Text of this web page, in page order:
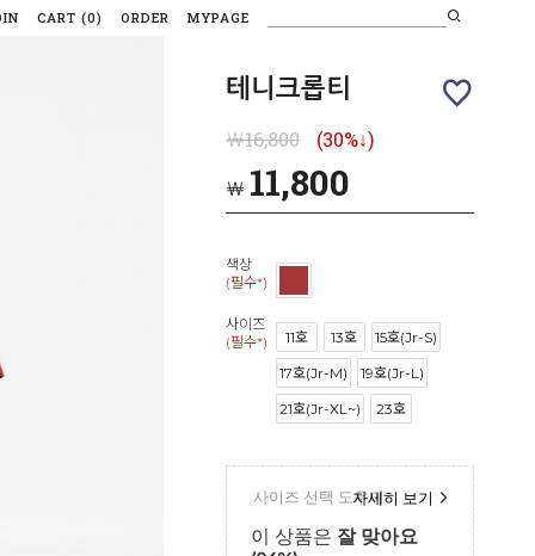
CART (0) ORDER MYPAGE
테니크롭티
￦16,800
(30%↓)
￦ 11,800
색상
(필수*)
사이즈
(필수*)
11호 13호
15호(Jr-S)
17호(Jr-M)
19호(Jr-L)
21호(Jr-XL~)
23호